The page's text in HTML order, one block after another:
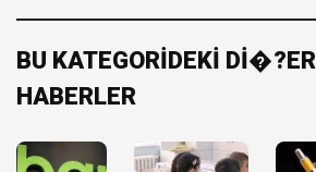
BU KATEGORİDEKİ Dİ�?ER
HABERLER